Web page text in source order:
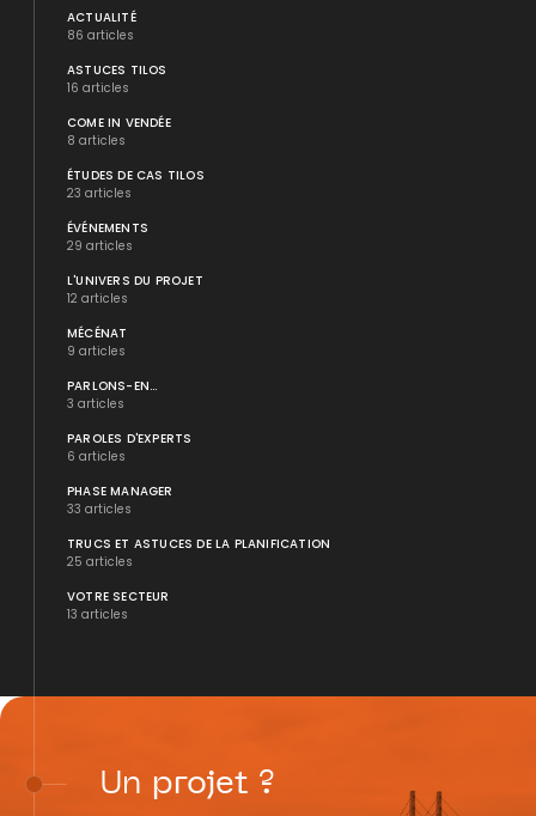
ACTUALITÉ
86 articles
ASTUCES TILOS
16 articles
COME IN VENDÉE
8 articles
ÉTUDES DE CAS TILOS
23 articles
ÉVÉNEMENTS
29 articles
L'UNIVERS DU PROJET
12 articles
MÉCÉNAT
9 articles
PARLONS-EN...
3 articles
PAROLES D'EXPERTS
6 articles
PHASE MANAGER
33 articles
TRUCS ET ASTUCES DE LA PLANIFICATION
25 articles
VOTRE SECTEUR
13 articles
Un projet ?